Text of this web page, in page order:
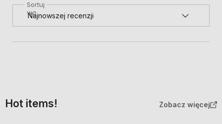
Sortuj
wg
Hot items! Zobacz więcej